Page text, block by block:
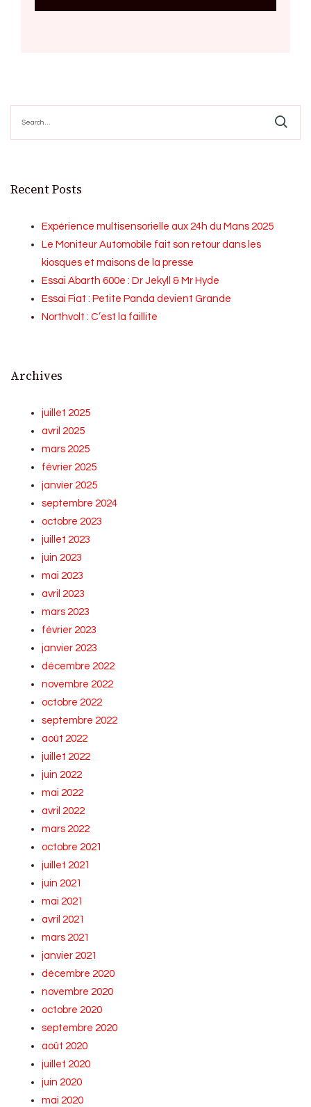
for:
Recent Posts
Expérience multisensorielle aux 24h du Mans 2025
Le Moniteur Automobile fait son retour dans les
kiosques et maisons de la presse
Essai Abarth 600e : Dr Jekyll & Mr Hyde
Essai Fiat : Petite Panda devient Grande
Northvolt : C’est la faillite
Archives
juillet 2025
avril 2025
mars 2025
février 2025
janvier 2025
septembre 2024
octobre 2023
juillet 2023
juin 2023
mai 2023
avril 2023
mars 2023
février 2023
janvier 2023
décembre 2022
novembre 2022
octobre 2022
septembre 2022
août 2022
juillet 2022
juin 2022
mai 2022
avril 2022
mars 2022
octobre 2021
juillet 2021
juin 2021
mai 2021
avril 2021
mars 2021
janvier 2021
décembre 2020
novembre 2020
octobre 2020
septembre 2020
août 2020
juillet 2020
juin 2020
mai 2020